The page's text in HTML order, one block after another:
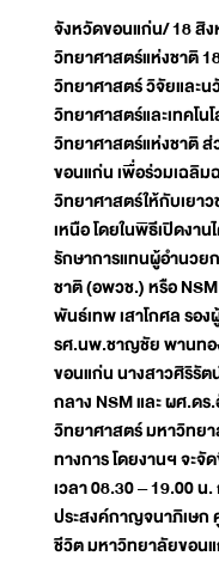
จังหวัดขอนแก่น/ 18 สิง
วิทยาศาสตร์แห่งชาติ
วิทยาศาสตร์ วิจัยและ
วิทยาศาสตร์และเทคโ
วิทยาศาสตร์แห่งชาติ
ขอนแก่น เพื่อร่วมเฉลิม
วิทยาศาสตร์ให้กับเยา
เหนือ โดยในพิธีเปิดงา
รักษาการแทนผู้อำนว
ชาติ (อพวช.) หรือ
พันธ์เทพ เสาโกศล รอ
รศ.นพ.ชาญชัย พานทอ
ขอนแก่น นางสาวศิริรั
กลาง NSM และ ผศ.
วิทยาศาสตร์ มหาวิทย
ทางการ โดยงานฯ จะ
เวลา 08.30 – 19.00
ประสงค์กาญจนาภิเษ
ชีวิต มหาวิทยาลัยขอน